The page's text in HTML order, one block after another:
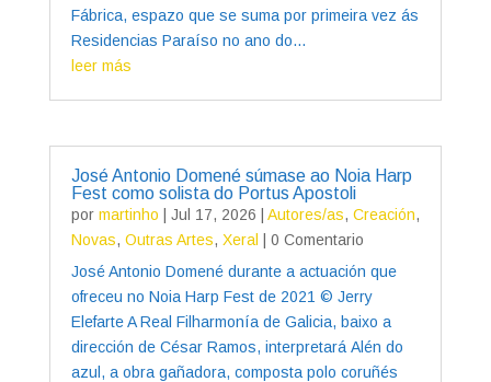
Fábrica, espazo que se suma por primeira vez ás
Residencias Paraíso no ano do...
leer más
José Antonio Domené súmase ao Noia Harp
Fest como solista do Portus Apostoli
por martinho Jul 17, 2026 Autores/as, Creación,
Novas, Outras Artes, Xeral
| 0 Comentario
José Antonio Domené durante a actuación que
ofreceu no Noia Harp Fest de 2021 © Jerry
Elefarte A Real Filharmonía de Galicia, baixo a
dirección de César Ramos, interpretará Alén do
azul, a obra gañadora, composta polo coruñés